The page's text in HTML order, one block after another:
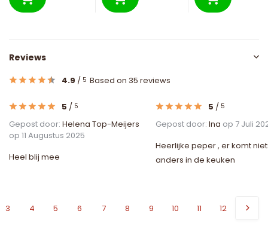
Reviews
4.9 / 5 Based on 35 reviews
5 / 5
Gepost door: Helena Top-Meijers
op 11 Augustus 2025
Heel blij mee
5 / 5
Gepost door: Ina op 7 Juli
Heerlijke peper , er komt
anders in de keuken
3 4 5 6 7 8 9 10 11 12